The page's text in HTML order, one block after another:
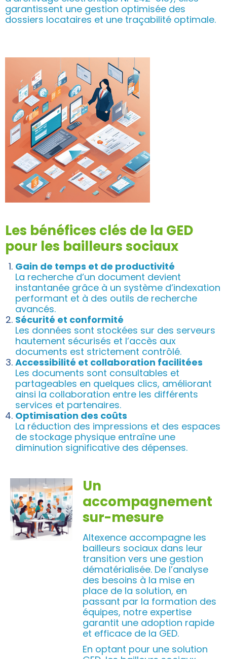
garantissent une gestion optimisée des
dossiers locataires et une traçabilité optimale.
Les bénéfices clés de la GED
pour les bailleurs sociaux
Gain de temps et de productivité
La recherche d’un document devient
instantanée grâce à un système d’indexation
performant et à des outils de recherche
avancés.
Sécurité et conformité
Les données sont stockées sur des serveurs
hautement sécurisés et l’accès aux
documents est strictement contrôlé.
Accessibilité et collaboration facilitées
Les documents sont consultables et
partageables en quelques clics, améliorant
ainsi la collaboration entre les différents
services et partenaires.
Optimisation des coûts
La réduction des impressions et des espaces
de stockage physique entraîne une
diminution significative des dépenses.
Un
accompagnement
sur-mesure
Altexence accompagne les
bailleurs sociaux dans leur
transition vers une gestion
dématérialisée. De l’analyse
des besoins à la mise en
place de la solution, en
passant par la formation des
équipes, notre expertise
garantit une adoption rapide
et efficace de la GED.
En optant pour une solution